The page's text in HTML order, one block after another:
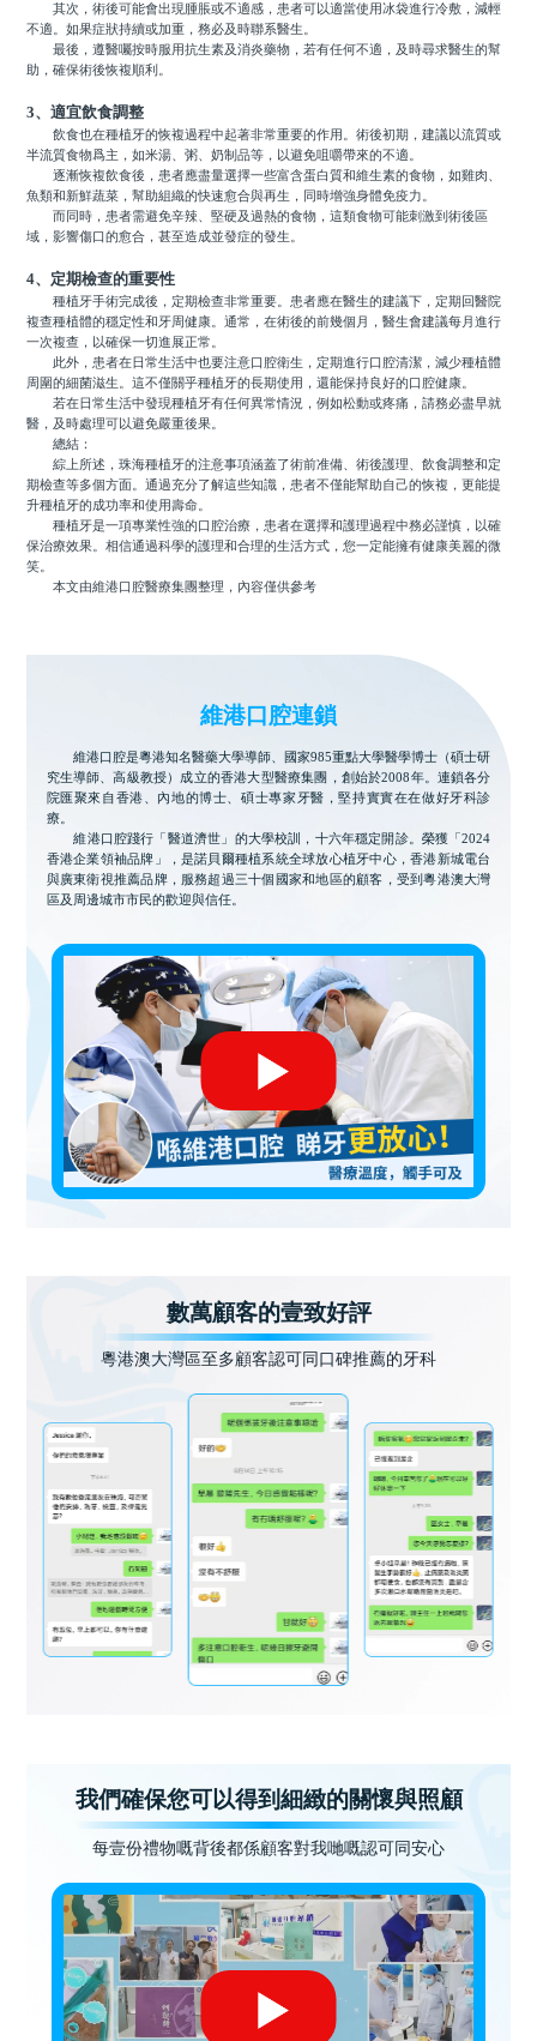
其次，術後可能會出現腫脹或不適感，患者可以適當使用冰袋進行冷敷，減輕
不適。如果症狀持續或加重，務必及時聯系醫生。
最後，遵醫囑按時服用抗生素及消炎藥物，若有任何不適，及時尋求醫生的幫
助，確保術後恢複順利。
3、適宜飲食調整
飲食也在種植牙的恢複過程中起著非常重要的作用。術後初期，建議以流質或
半流質食物爲主，如米湯、粥、奶制品等，以避免咀嚼帶來的不適。
逐漸恢複飲食後，患者應盡量選擇一些富含蛋白質和維生素的食物，如雞肉、
魚類和新鮮蔬菜，幫助組織的快速愈合與再生，同時增強身體免疫力。
而同時，患者需避免辛辣、堅硬及過熱的食物，這類食物可能刺激到術後區
域，影響傷口的愈合，甚至造成並發症的發生。
4、定期檢查的重要性
種植牙手術完成後，定期檢查非常重要。患者應在醫生的建議下，定期回醫院
複查種植體的穩定性和牙周健康。通常，在術後的前幾個月，醫生會建議每月進行
一次複查，以確保一切進展正常。
此外，患者在日常生活中也要注意口腔衛生，定期進行口腔清潔，減少種植體
周圍的細菌滋生。這不僅關乎種植牙的長期使用，還能保持良好的口腔健康。
若在日常生活中發現種植牙有任何異常情況，例如松動或疼痛，請務必盡早就
醫，及時處理可以避免嚴重後果。
總結：
綜上所述，珠海種植牙的注意事項涵蓋了術前准備、術後護理、飲食調整和定
期檢查等多個方面。通過充分了解這些知識，患者不僅能幫助自己的恢複，更能提
升種植牙的成功率和使用壽命。
種植牙是一項專業性強的口腔治療，患者在選擇和護理過程中務必謹慎，以確
保治療效果。相信通過科學的護理和合理的生活方式，您一定能擁有健康美麗的微
笑。
本文由維港口腔醫療集團整理，內容僅供參考
維港口腔連鎖
維港口腔是粵港知名醫藥大學導師、國家985重點大學醫學博士（碩士研
究生導師、高級教授）成立的香港大型醫療集團，創始於2008年。連鎖各分
院匯聚來自香港、內地的博士、碩士專家牙醫，堅持實實在在做好牙科診
療。
維港口腔踐行「醫道濟世」的大學校訓，十六年穩定開診。榮獲「2024
香港企業領袖品牌」，是諾貝爾種植系統全球放心植牙中心，香港新城電台
與廣東衛視推薦品牌，服務超過三十個國家和地區的顧客，受到粵港澳大灣
區及周邊城市市民的歡迎與信任。
數萬顧客的壹致好評
粵港澳大灣區至多顧客認可同口碑推薦的牙科
我們確保您可以得到細緻的關懷與照顧
每壹份禮物嘅背後都係顧客對我哋嘅認可同安心